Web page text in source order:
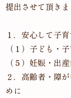
提出させて頂きま
（最重
１．安心して
（１）子ども・
（５）妊娠・出
２．高齢者・障
めに